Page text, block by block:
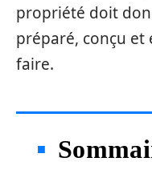
propriété doit
préparé, conçu et
faire.